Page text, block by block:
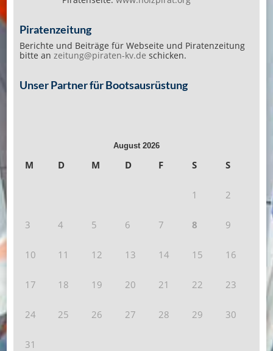
Piratenzeitung
Berichte und Beiträge für Webseite und Piratenzeitung
bitte an zeitung@piraten-kv.de schicken.
Unser Partner für Bootsausrüstung
August 2026
M D M D F S S
1 2
3 4 5 6 7 8 9
10 11 12 13 14 15 16
17 18 19 20 21 22 23
24 25 26 27 28 29 30
31